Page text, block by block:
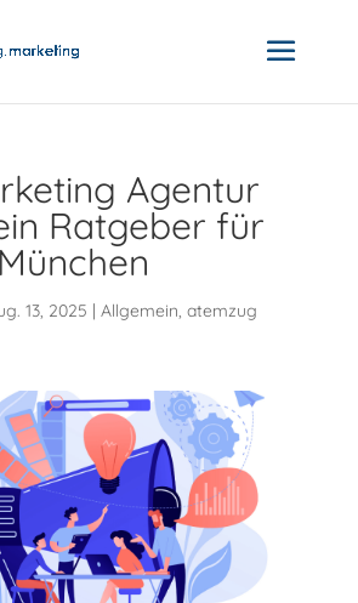
Agentur
Ratgeber für
13, 2025 | Allgemein, atemzug